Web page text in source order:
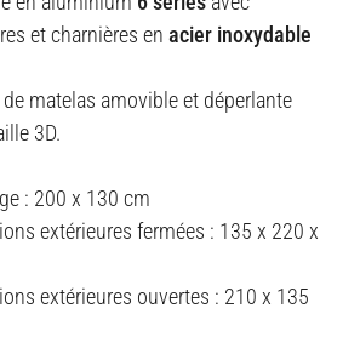
et charnières en acier inoxydable
matelas amovible et déperlante
3D.
: 200 x 130 cm
extérieures fermées : 135 x 220 x
extérieures ouvertes : 210 x 135